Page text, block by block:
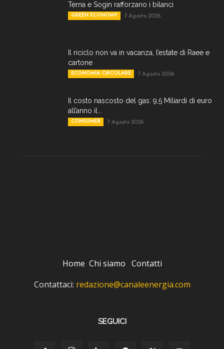
Terna e Sogin rafforzano i bilanci
GREEN ECONOMY 7 Agosto 2026
Il riciclo non va in vacanza, l’estate di Raee e
cartone
ECONOMIA CIRCOLARE 7 Agosto 2026
Il costo nascosto del gas: 9,5 Miliardi di euro
all’anno il...
CONSUMER 7 Agosto 2026
Home Chi siamo Contatti
Contattaci: redazione@canaleenergia.com
SEGUICI